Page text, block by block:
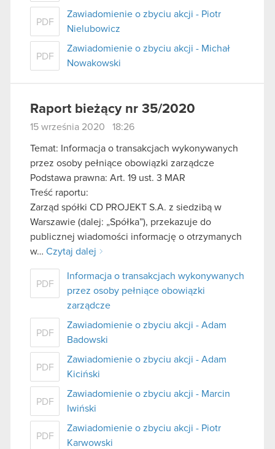
PDF
Zawiadomienie o zbyciu akcji - Piotr
Nielubowicz
PDF
Zawiadomienie o zbyciu akcji - Michał
Nowakowski
Raport bieżący nr 35/2020
15 września 2020 18:26
Temat: Informacja o transakcjach wykonywanych
przez osoby pełniące obowiązki zarządcze
Podstawa prawna: Art. 19 ust. 3 MAR
Treść raportu:
Zarząd spółki CD PROJEKT S.A. z siedzibą w
Warszawie (dalej: „Spółka”), przekazuje do
publicznej wiadomości informację o otrzymanych
w… Czytaj dalej
PDF
Informacja o transakcjach wykonywanych
przez osoby pełniące obowiązki
zarządcze
PDF
Zawiadomienie o zbyciu akcji - Adam
Badowski
PDF
Zawiadomienie o zbyciu akcji - Adam
Kiciński
PDF
Zawiadomienie o zbyciu akcji - Marcin
Iwiński
PDF
Zawiadomienie o zbyciu akcji - Piotr
Karwowski